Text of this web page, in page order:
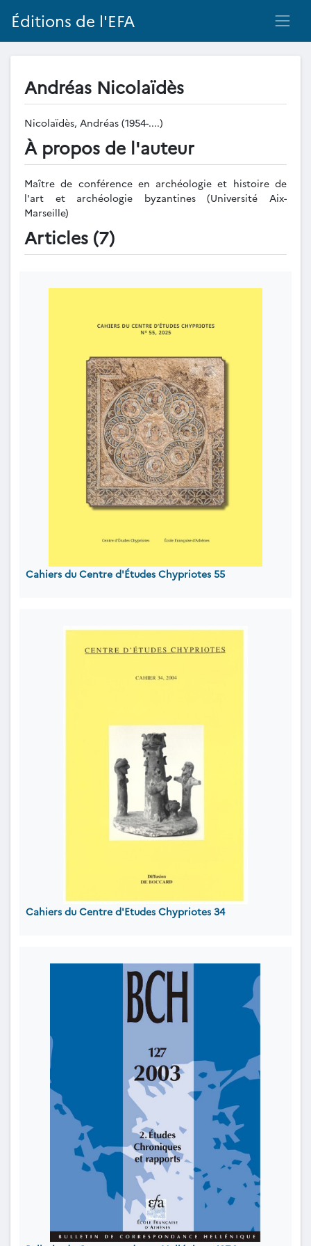
Éditions de l'EFA
Andréas Nicolaïdès
Nicolaïdès, Andréas (1954-....)
À propos de l'auteur
Maître de conférence en archéologie et histoire de
l'art et archéologie byzantines (Université Aix-
Marseille)
Articles (7)
Cahiers du Centre d'Études Chypriotes 55
Cahiers du Centre d'Etudes Chypriotes 34